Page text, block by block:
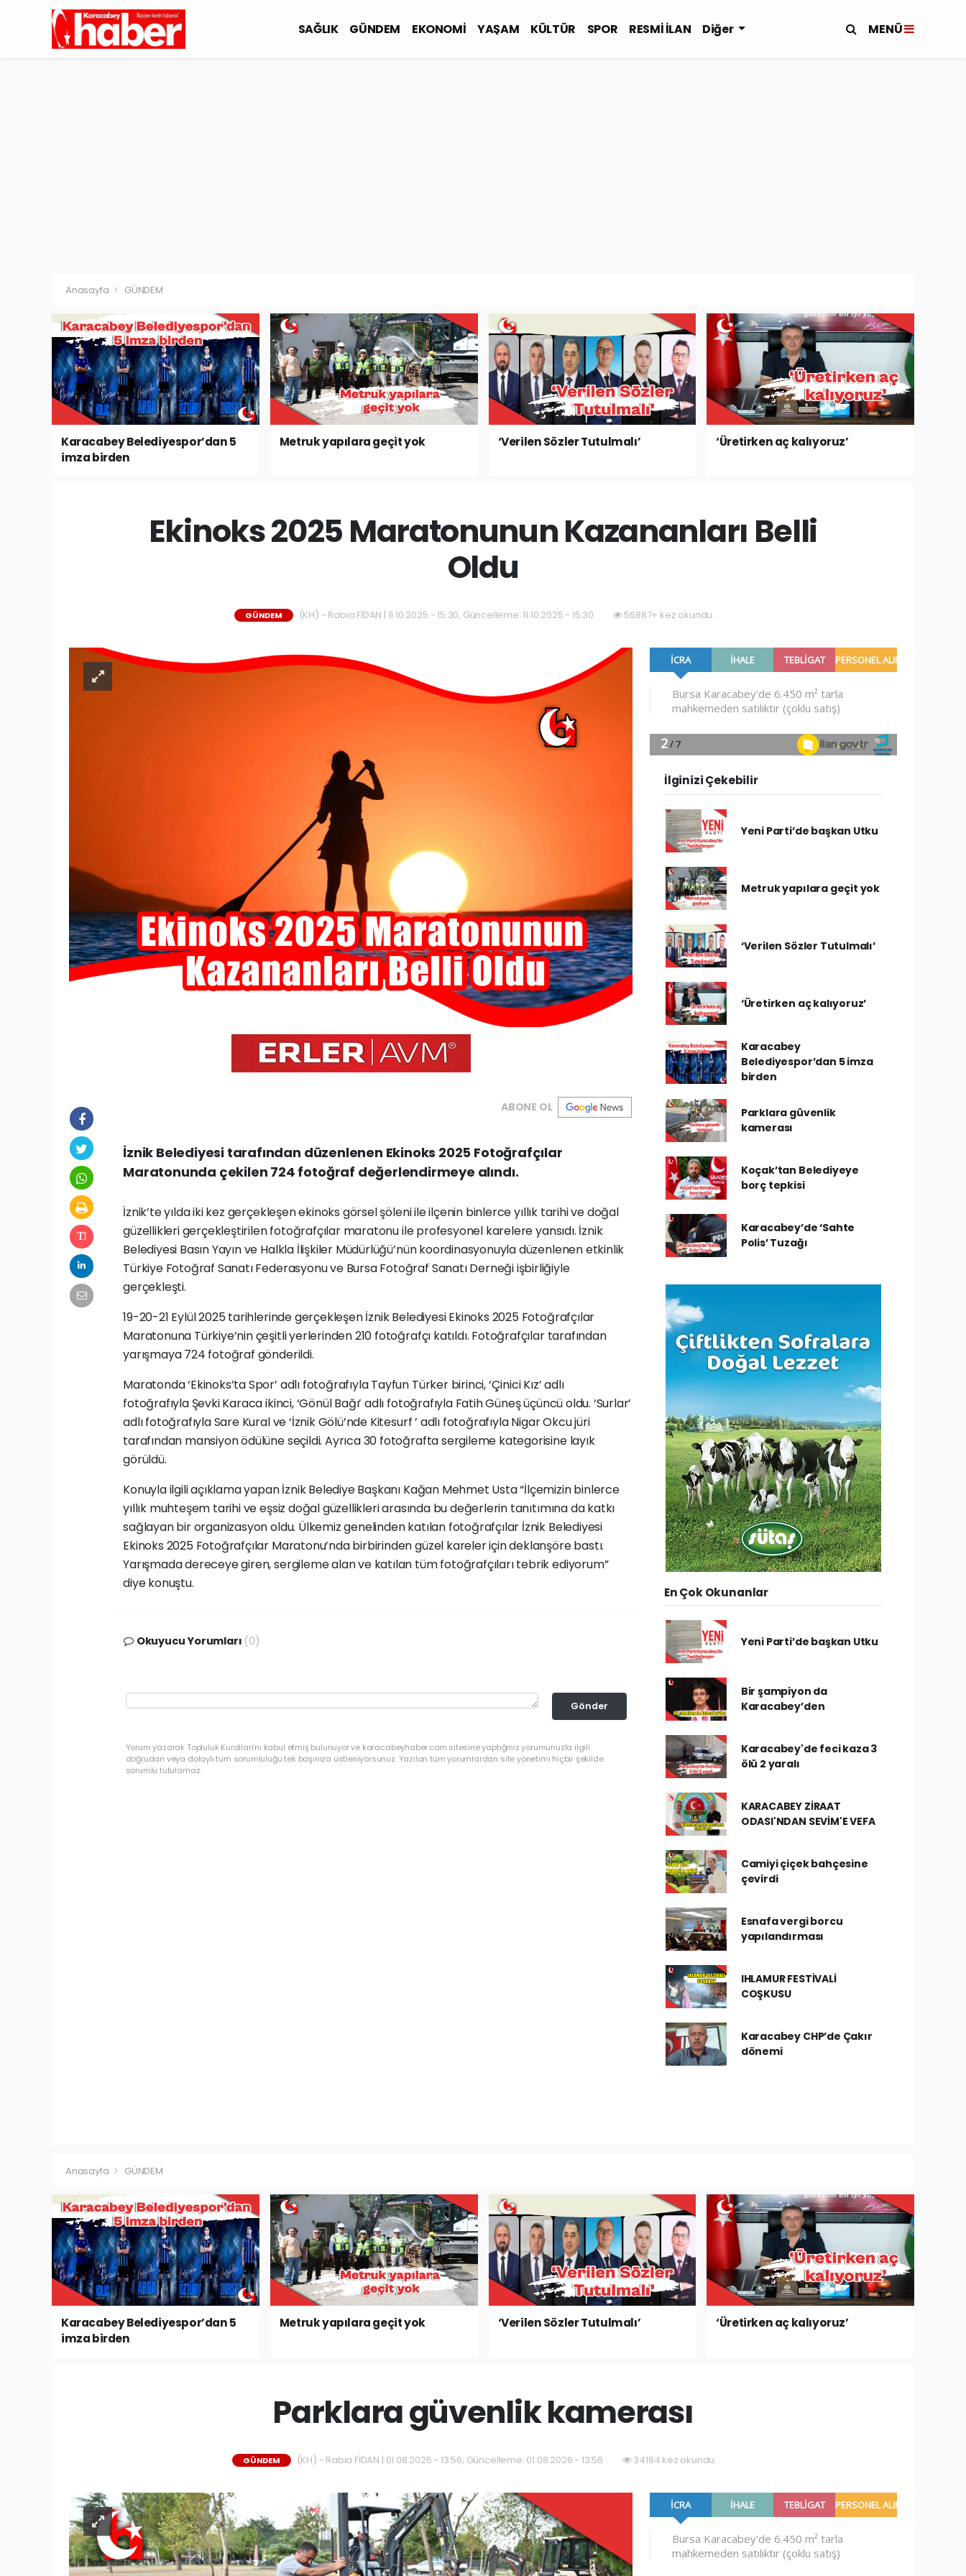
SAĞLIK GÜNDEM EKONOMİ YAŞAM KÜLTÜR SPOR RESMİ İLAN Diğer MENÜ
Anasayfa GÜNDEM
Karacabey Belediyespor’dan 5
imza birden
Metruk yapılara geçit yok ‘Verilen Sözler Tutulmalı’ ‘Üretirken aç kalıyoruz’
Ekinoks 2025 Maratonunun Kazananları Belli
Oldu
GÜNDEM (KH) - Rabia FİDAN | 11.10.2025 - 15:30, Güncelleme: 11.10.2025 - 15:30 56887+ kez okundu.
ABONE OL
İznik Belediyesi tarafından düzenlenen Ekinoks 2025 Fotoğrafçılar
Maratonunda çekilen 724 fotoğraf değerlendirmeye alındı.
İznik’te yılda iki kez gerçekleşen ekinoks görsel şöleni ile ilçenin binlerce yıllık tarihi ve doğal
güzellikleri gerçekleştirilen fotoğrafçılar maratonu ile profesyonel karelere yansıdı. İznik
Belediyesi Basın Yayın ve Halkla İlişkiler Müdürlüğü’nün koordinasyonuyla düzenlenen etkinlik
Türkiye Fotoğraf Sanatı Federasyonu ve Bursa Fotoğraf Sanatı Derneği işbirliğiyle
gerçekleşti.
19-20-21 Eylül 2025 tarihlerinde gerçekleşen İznik Belediyesi Ekinoks 2025 Fotoğrafçılar
Maratonuna Türkiye’nin çeşitli yerlerinden 210 fotoğrafçı katıldı. Fotoğrafçılar tarafından
yarışmaya 724 fotoğraf gönderildi.
Maratonda ‘Ekinoks’ta Spor’ adlı fotoğrafıyla Tayfun Türker birinci, ‘Çinici Kız’ adlı
fotoğrafıyla Şevki Karaca ikinci, ‘Gönül Bağı’ adlı fotoğrafıyla Fatih Güneş üçüncü oldu. ‘Surlar’
adlı fotoğrafıyla Sare Kural ve ‘İznik Gölü’nde Kitesurf ’ adlı fotoğrafıyla Nigar Okcu jüri
tarafından mansiyon ödülüne seçildi. Ayrıca 30 fotoğrafta sergileme kategorisine layık
görüldü.
Konuyla ilgili açıklama yapan İznik Belediye Başkanı Kağan Mehmet Usta “İlçemizin binlerce
yıllık muhteşem tarihi ve eşsiz doğal güzellikleri arasında bu değerlerin tanıtımına da katkı
sağlayan bir organizasyon oldu. Ülkemiz genelinden katılan fotoğrafçılar İznik Belediyesi
Ekinoks 2025 Fotoğrafçılar Maratonu’nda birbirinden güzel kareler için deklanşöre bastı.
Yarışmada dereceye giren, sergileme alan ve katılan tüm fotoğrafçıları tebrik ediyorum”
diye konuştu.
Okuyucu Yorumları (0)
Gönder
Yorum yazarak Topluluk Kuralları’nı kabul etmiş bulunuyor ve karacabeyhaber.com sitesine yaptığınız yorumunuzla ilgili
doğrudan veya dolaylı tüm sorumluluğu tek başınıza üstleniyorsunuz. Yazılan tüm yorumlardan site yönetimi hiçbir şekilde
sorumlu tutulamaz.
İlginizi Çekebilir
Yeni Parti’de başkan Utku
Metruk yapılara geçit yok
‘Verilen Sözler Tutulmalı’
‘Üretirken aç kalıyoruz’
Karacabey
Belediyespor’dan 5 imza
birden
Parklara güvenlik
kamerası
Koçak’tan Belediyeye
borç tepkisi
Karacabey’de ‘Sahte
Polis’ Tuzağı
En Çok Okunanlar
Yeni Parti’de başkan Utku
Bir şampiyon da
Karacabey’den
Karacabey'de feci kaza 3
ölü 2 yaralı
KARACABEY ZİRAAT
ODASI'NDAN SEVİM'E VEFA
Camiyi çiçek bahçesine
çevirdi
Esnafa vergi borcu
yapılandırması
IHLAMUR FESTİVALİ
COŞKUSU
Karacabey CHP’de Çakır
dönemi
Anasayfa GÜNDEM
Karacabey Belediyespor’dan 5
imza birden
Metruk yapılara geçit yok ‘Verilen Sözler Tutulmalı’ ‘Üretirken aç kalıyoruz’
Parklara güvenlik kamerası
GÜNDEM (KH) - Rabia FİDAN | 01.08.2026 - 13:56, Güncelleme: 01.08.2026 - 13:56 34184 kez okundu.